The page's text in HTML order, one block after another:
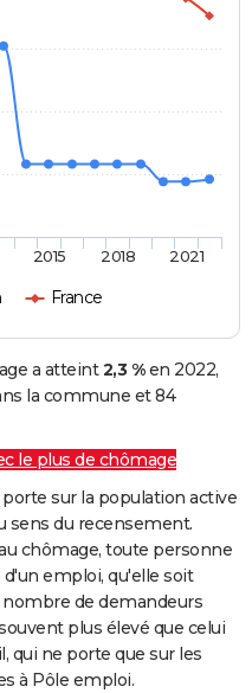
France
2015 2018 2021
a atteint2,3 %en 2022,
la commune et 84
le plus de chômage
sur la population active
sens du recensement.
chômage, toute personne
emploi, qu'elle soit
de demandeurs
plus élevé que celui
qui ne porte que sur les
à Pôle emploi.